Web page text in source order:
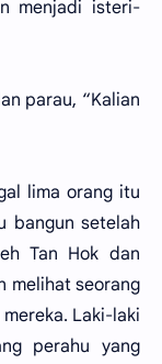
menjadi isteri-
parau, “Kalian
lima orang itu
bangun setelah
Tan Hok dan
melihat seorang
Laki-laki
perahu yang